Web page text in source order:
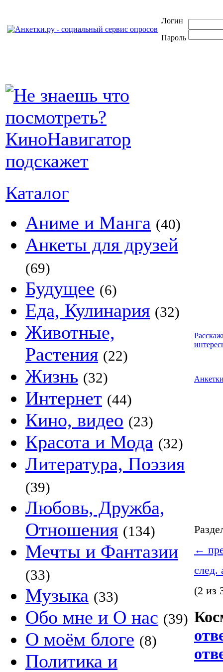
Логин
Пароль
Каталог
Аниме и Манга (40)
Анкеты для друзей
(69)
Будущее (6)
Еда, Кулинария (32)
Животные,
Растения (22)
Жизнь (32)
Интернет (44)
Кино, видео (23)
Красота и Мода (32)
Литература, Поэзия
(39)
Любовь, Дружба,
Отношения (134)
Мечты и Фантазии
(33)
Музыка (33)
Обо мне и О нас (39)
О моём блоге (8)
Политика и
←
след.
(2 из